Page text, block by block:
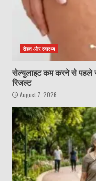
सेहत और स्वास्थ्य
सेल्युलाइट कम करने से पहले
रिजल्ट
August 7, 2026